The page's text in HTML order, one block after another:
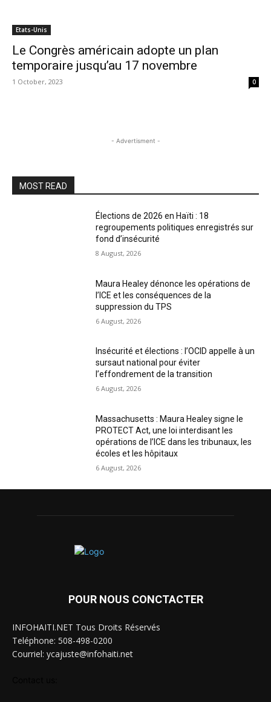
Etats-Unis
Le Congrès américain adopte un plan
temporaire jusqu’au 17 novembre
1 October, 2023 0
- Advertisment -
MOST READ
Élections de 2026 en Haïti : 18
regroupements politiques enregistrés sur
fond d’insécurité
8 August, 2026
Maura Healey dénonce les opérations de
l’ICE et les conséquences de la
suppression du TPS
6 August, 2026
Insécurité et élections : l’OCID appelle à un
sursaut national pour éviter
l’effondrement de la transition
6 August, 2026
Massachusetts : Maura Healey signe le
PROTECT Act, une loi interdisant les
opérations de l’ICE dans les tribunaux, les
écoles et les hôpitaux
6 August, 2026
POUR NOUS CONCTACTER
INFOHAITI.NET Tous Droits Réservés
Teléphone: 508-498-0200
Courriel: ycajuste@infohaiti.net